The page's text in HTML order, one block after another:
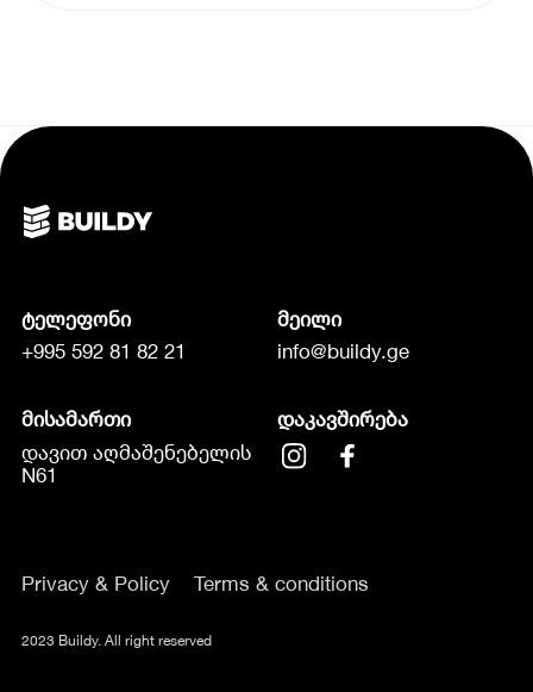
ტელეფონი
+995 592 81 82 21
მეილი
info@buildy.ge
მისამართი
დავით აღმაშენებელის
N61
დაკავშირება
Privacy & Policy Terms & conditions
2023 Buildy. All right reserved